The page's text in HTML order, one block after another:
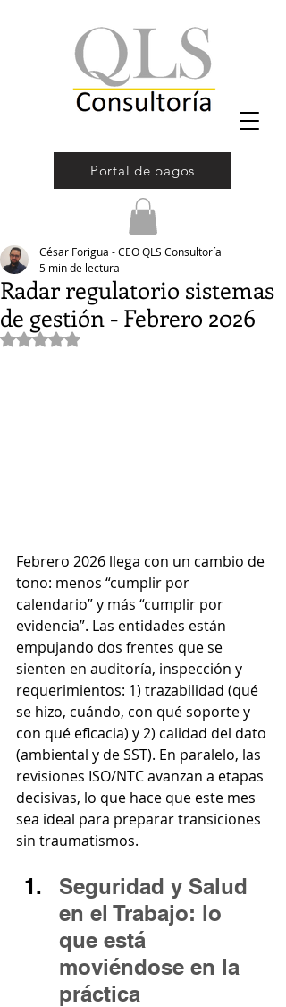
Portal de pagos
Radar regulatorio sistemas
de gestión - Febrero 2026
César Forigua - CEO QLS Consultoría
5 min de lectura
Obtuvo NaN de 5 estrellas.
Febrero 2026 llega con un cambio de
tono: menos “cumplir por
calendario” y más “cumplir por
evidencia”. Las entidades están
empujando dos frentes que se
sienten en auditoría, inspección y
requerimientos: 1) trazabilidad (qué
se hizo, cuándo, con qué soporte y
con qué eficacia) y 2) calidad del dato
(ambiental y de SST). En paralelo, las
revisiones ISO/NTC avanzan a etapas
decisivas, lo que hace que este mes
sea ideal para preparar transiciones
sin traumatismos.
Seguridad y Salud
en el Trabajo: lo
que está
moviéndose en la
práctica